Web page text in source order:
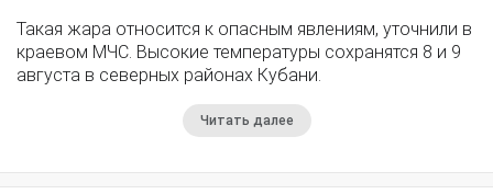
Такая жара относится к опасным явлениям, уточнили в
краевом МЧС. Высокие температуры сохранятся 8 и 9
августа в северных районах Кубани.
Читать далее